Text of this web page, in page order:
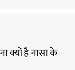
क्यों है नासा के